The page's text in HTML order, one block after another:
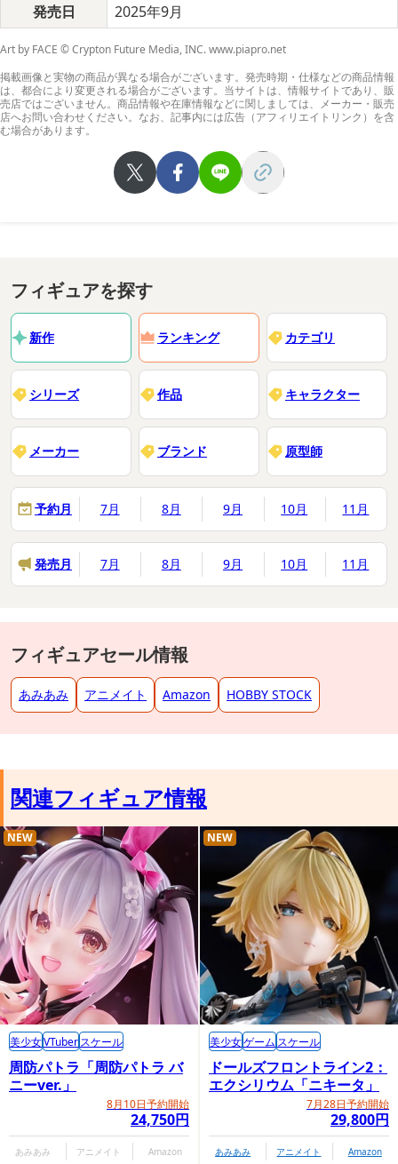
GOODSMILE COMPANY内商品購入ページ
発売日
2025年9月
Art by FACE © Crypton Future Media, INC. www.piapro.net
掲載画像と実物の商品が異なる場合がございます。発売時期・仕様などの商品情報
は、都合により変更される場合がございます。当サイトは、情報サイトであり、販
売店ではございません。商品情報や在庫情報などに関しましては、メーカー・販売
店へお問い合わせください。なお、記事内には広告（アフィリエイトリンク）を含
む場合があります。
フィギュアを探す
新作 ランキング カテゴリ
シリーズ 作品 キャラクター
メーカー ブランド 原型師
予約月 7月 8月 9月 10月 11月
発売月 7月 8月 9月 10月 11月
フィギュアセール情報
あみあみ アニメイト Amazon HOBBY STOCK
関連フィギュア情報
周防パトラ「周防パトラ バ
ニーver.」
8月10日予約開始
24,750円
NEW
美少女VTuberスケール
あみあみ アニメイト Amazon
ドールズフロントライン2：
エクシリウム「ニキータ」
7月28日予約開始
29,800円
NEW
美少女ゲーム スケール
あみあみ アニメイト Amazon